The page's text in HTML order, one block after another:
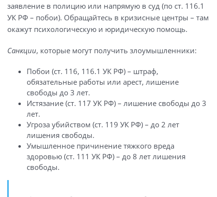
заявление в полицию или напрямую в суд (по ст. 116.1
УК РФ – побои). Обращайтесь в кризисные центры – там
окажут психологическую и юридическую помощь.
Санкции, которые могут получить злоумышленники:
Побои (ст. 116, 116.1 УК РФ) – штраф,
обязательные работы или арест, лишение
свободы до 3 лет.
Истязание (ст. 117 УК РФ) – лишение свободы до 3
лет.
Угроза убийством (ст. 119 УК РФ) – до 2 лет
лишения свободы.
Умышленное причинение тяжкого вреда
здоровью (ст. 111 УК РФ) – до 8 лет лишения
свободы.